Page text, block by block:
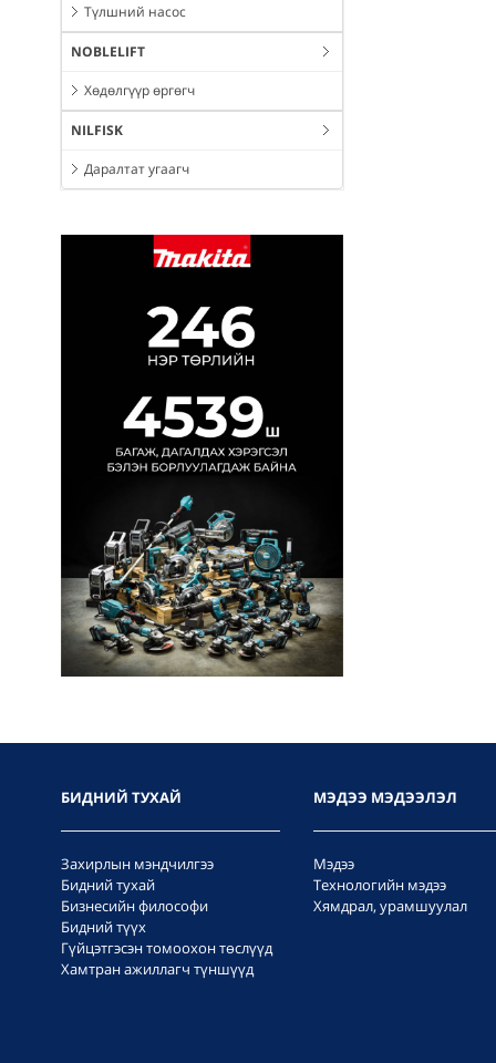
Түлшний насос
NOBLELIFT
Хөдөлгүүр өргөгч
NILFISK
Даралтат угаагч
БИДНИЙ ТУХАЙ
Захирлын мэндчилгээ
Бидний тухай
Бизнесийн философи
Бидний түүх
Гүйцэтгэсэн томоохон төслүүд
Хамтран ажиллагч түншүүд
МЭДЭЭ МЭДЭЭЛЭЛ
Мэдээ
Технологийн мэдээ
Хямдрал, урамшуулал